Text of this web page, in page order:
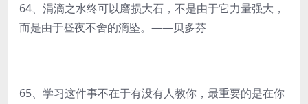
64、涓滴之水终可以磨损大石，不是由于它力量强大，
而是由于昼夜不舍的滴坠。——贝多芬
65、学习这件事不在于有没有人教你，最重要的是在你